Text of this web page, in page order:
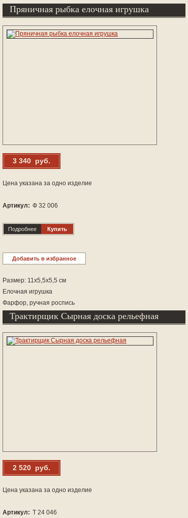
Пряничная рыбка елочная игрушка
3 340 руб.
Цена указана за одно изделие
Артикул: Ф 32 006
Подробнее Купить
Добавить в избранное
Размер: 11х5,5х5,5 см
Елочная игрушка
Фарфор, ручная роспись
Трактирщик Сырная доска рельефная
2 520 руб.
Цена указана за одно изделие
Артикул: Т 24 046